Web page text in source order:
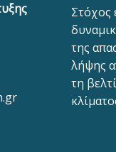
Στόχος
της
λήψης
τη